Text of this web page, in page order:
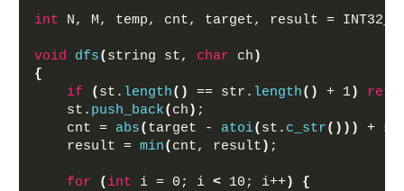
int N, M, temp, cnt, target, result =
void dfs( string st, char ch )
{
if
( st. length() == str. length() + 1)
    st.
push_back( ch ) ;
    cnt =
abs( target - atoi( st. c_str()))
+
    result =
min( cnt, result ) ;
for ( int i = 0; i < 10; i++)
{